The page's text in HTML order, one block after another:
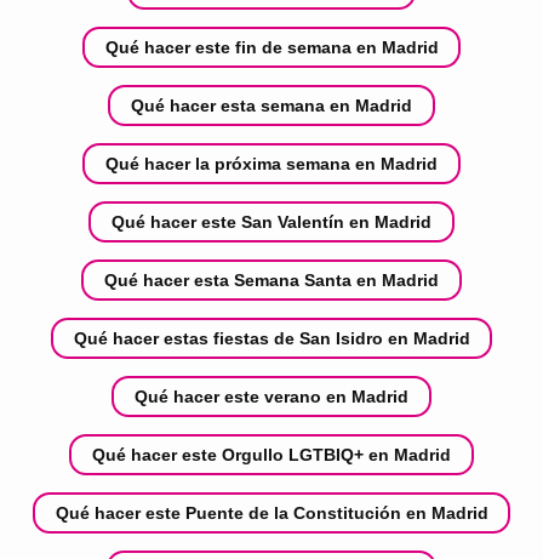
Qué hacer este fin de semana en Madrid
Qué hacer esta semana en Madrid
Qué hacer la próxima semana en Madrid
Qué hacer este San Valentín en Madrid
Qué hacer esta Semana Santa en Madrid
Qué hacer estas fiestas de San Isidro en Madrid
Qué hacer este verano en Madrid
Qué hacer este Orgullo LGTBIQ+ en Madrid
Qué hacer este Puente de la Constitución en Madrid